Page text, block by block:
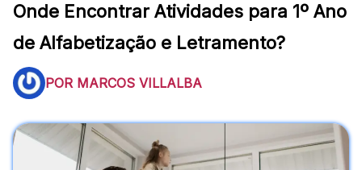
Onde Encontrar Atividades para 1º Ano
de Alfabetização e Letramento?
POR MARCOS VILLALBA